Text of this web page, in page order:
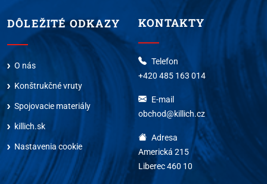
DÔLEŽITÉ ODKAZY
O nás
Konštrukčné vruty
Spojovacie materiály
killich.sk
Nastavenia cookie
KONTAKTY
Telefon
+420 485 163 014
E-mail
obchod@killich.cz
Adresa
Americká 215
Liberec 460 10